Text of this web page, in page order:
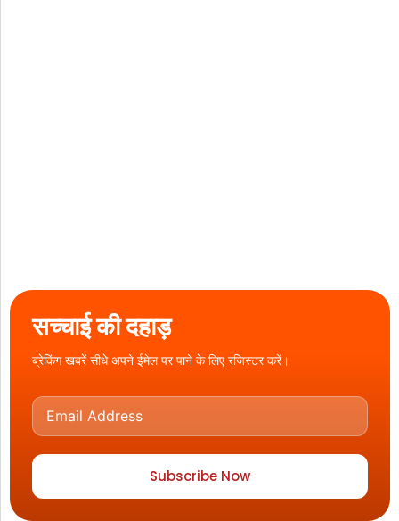
सच्चाई की दहाड़
ब्रेकिंग खबरें सीधे अपने ईमेल पर पाने के लिए रजिस्टर करें।
Subscribe Now